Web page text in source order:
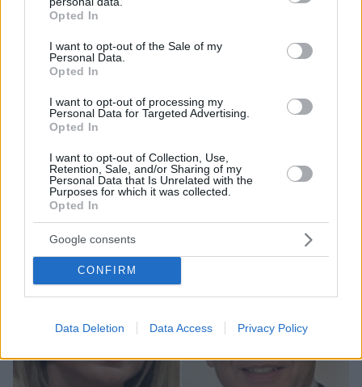
grant or deny consent to Google and its third-party tags to
use your data for below specified purposes in below Google
consent section.
Opted In
I want to opt-out of the Sale of my
Personal Data.
Opted In
I want to opt-out of processing my
Personal Data for Targeted Advertising.
Opted In
I want to opt-out of Collection, Use,
Retention, Sale, and/or Sharing of my
Personal Data that Is Unrelated with the
Purposes for which it was collected.
Opted In
Google consents
CONFIRM
Data Deletion Data Access Privacy Policy
Χόρχε Μέσι: Ο εργάτης από το Ροσάριο που πήρε
τον 13χρονο Λιονέλ από το χέρι και άλλαξε την
ιστορία του ποδοσφαίρου με μια υπογραφή σε...
χαρτοπετσέτα
08.08.2026, 21:43